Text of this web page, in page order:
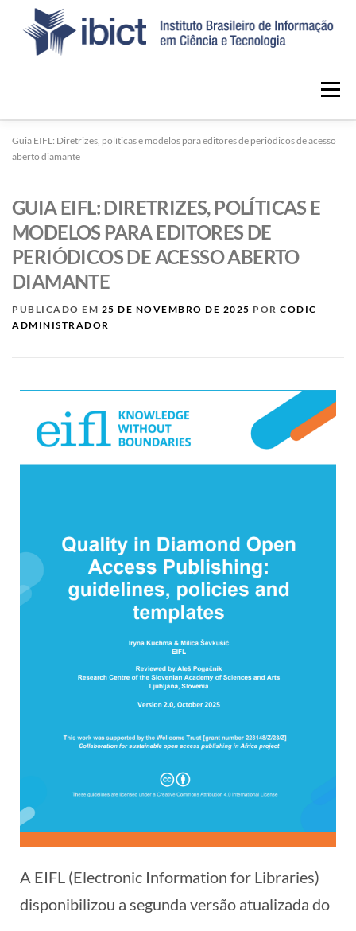
Menu
NOTÍCIAS SOBRE O PORTAL
CONTATO
Guia EIFL: Diretrizes, políticas e modelos para editores de periódicos de acesso
aberto diamante
GUIA EIFL: DIRETRIZES, POLÍTICAS E
MODELOS PARA EDITORES DE
PERIÓDICOS DE ACESSO ABERTO
DIAMANTE
PUBLICADO EM 25 DE NOVEMBRO DE 2025 POR CODIC
ADMINISTRADOR
A EIFL (Electronic Information for Libraries)
disponibilizou a segunda versão atualizada do